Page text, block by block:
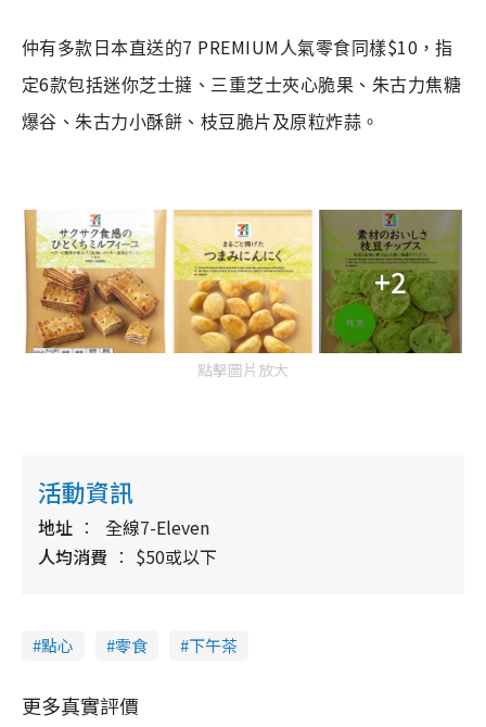
仲有多款日本直送的7 PREMIUM 人氣零食同樣$10 ，指
定6款包括迷你芝士撻、三重芝士夾心脆果、朱古力焦糖
爆谷、朱古力小酥餅、枝豆脆片及原粒炸蒜。
+2
點擊圖片放大
活動資訊
地址
全線7-Eleven
人均消費
$50或以下
點心 零食 下午茶
更多真實評價